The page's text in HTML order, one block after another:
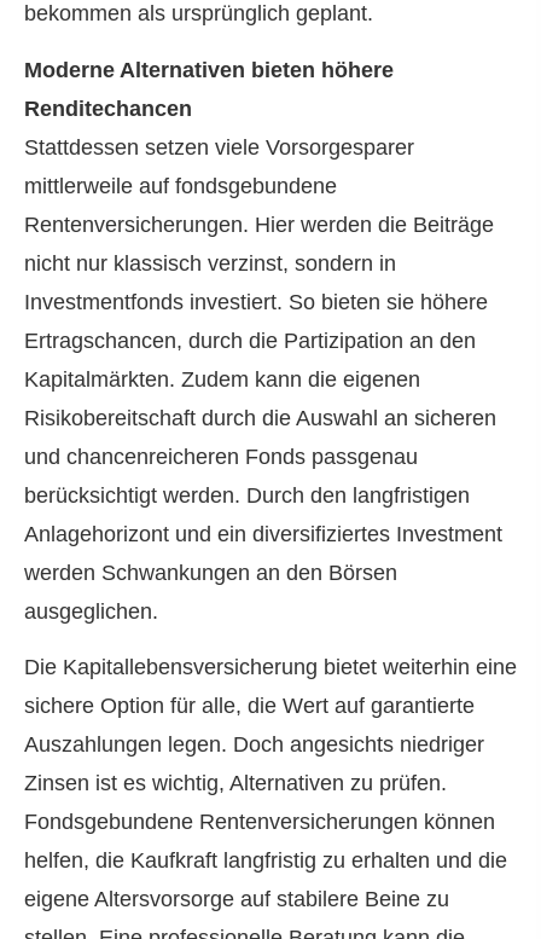
bekommen als ursprünglich geplant.
Moderne Alternativen bieten höhere
Renditechancen
Stattdessen setzen viele Vorsorgesparer
mittlerweile auf fondsgebundene
Rentenversicherungen. Hier werden die Beiträge
nicht nur klassisch verzinst, sondern in
Investmentfonds investiert. So bieten sie höhere
Ertragschancen, durch die Partizipation an den
Kapitalmärkten. Zudem kann die eigenen
Risikobereitschaft durch die Auswahl an sicheren
und chancenreicheren Fonds passgenau
berücksichtigt werden. Durch den langfristigen
Anlagehorizont und ein diversifiziertes Investment
werden Schwankungen an den Börsen
ausgeglichen.
Die Ka­pi­tal­le­bens­ver­si­che­rung bietet weiterhin eine
sichere Option für alle, die Wert auf garantierte
Auszahlungen legen. Doch angesichts niedriger
Zinsen ist es wichtig, Alternativen zu prüfen.
Fondsgebundene Rentenversicherungen können
helfen, die Kaufkraft langfristig zu erhalten und die
eigene Alters­vorsorge auf stabilere Beine zu